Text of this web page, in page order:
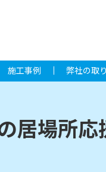
施工事例 弊社の取
居場所